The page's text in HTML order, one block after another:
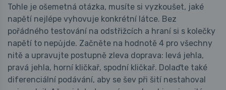
Tohle je ošemetná otázka, musíte si vyzkoušet, jaké
napětí nejlépe vyhovuje konkrétní látce. Bez
pořádného testování na odstřižcích a hraní si s kolečky
napětí to nepůjde. Začněte na hodnotě 4 pro všechny
nitě a upravujte postupně zleva doprava: levá jehla,
pravá jehla, horní kličkař, spodní kličkař. Dolaďte také
diferenciální podávání, aby se šev při šití nestahoval